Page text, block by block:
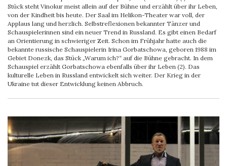
Stück steht Vinokur meist allein auf der Bühne und erzählt über ihr Leben,
von der Kindheit bis heute. Der Saal im Helikon-Theater war voll, der
Applaus lang und herzlich. Selbstreflexionen bekannter Tänzer und
Schauspielerinnen sind ein neuer Trend in Russland. Es gibt einen Bedarf
an Orientierung in schwieriger Zeit. Schon im Frühjahr hatte auch die
bekannte russische Schauspielerin Irina Gorbatschowa, geboren 1988 im
Gebiet Donezk, das Stück „Warum ich?“ auf die Bühne gebracht. In dem
Schauspiel erzählt Gorbatschowa ebenfalls über ihr Leben (2). Das
kulturelle Leben in Russland entwickelt sich weiter. Der Krieg in der
Ukraine tut dieser Entwicklung keinen Abbruch.